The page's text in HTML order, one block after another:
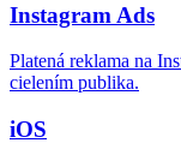
Instagram Ads
Platená reklama na
cielením publika.
iOS